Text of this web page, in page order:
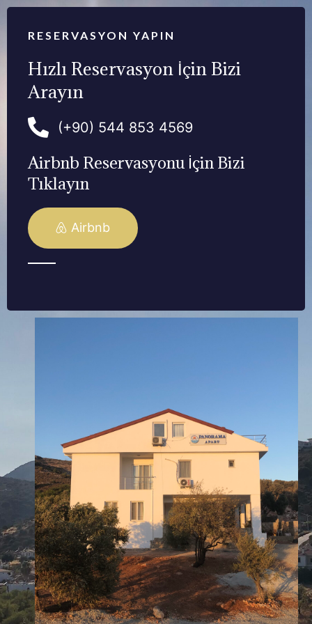
RESERVASYON YAPIN
Hızlı Reservasyon İçin Bizi
Arayın
(+90) 544 853 4569
Airbnb Reservasyonu İçin Bizi
Tıklayın
Airbnb